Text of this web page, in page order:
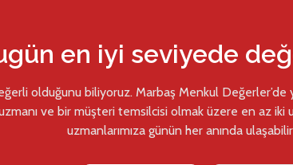
en iyi seviyede
olduğunu biliyoruz. Marbaş Menkul Değerler’de
uzmanı ve bir müşteri temsilcisi olmak üzere en az iki
uzmanlarımıza günün her anında